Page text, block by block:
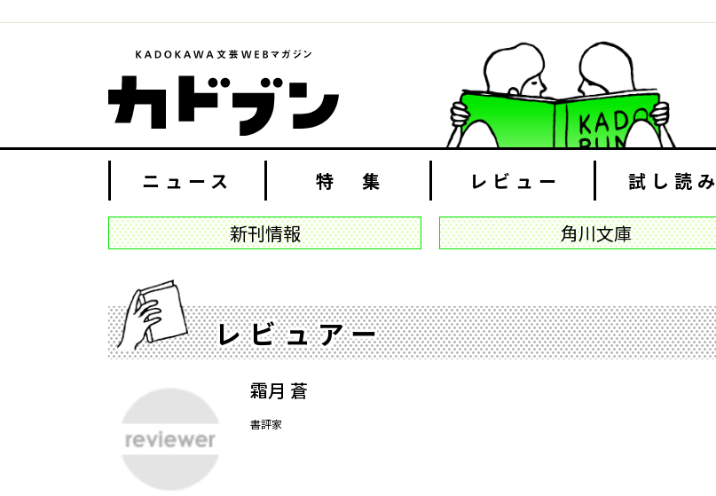
ニュース 特 集 レビュー 試し読み
新刊情報 角川文庫
レビュアー
霜月 蒼
書評家